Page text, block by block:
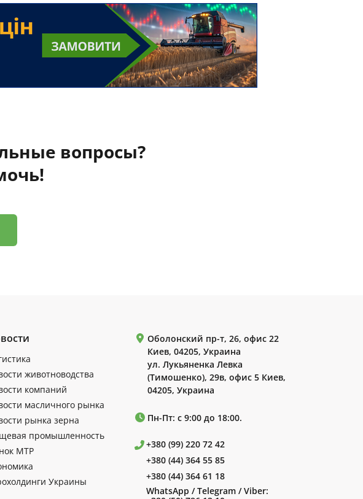
вопросы?
животноводства
компаний
масличного рынка
рынка зерна
промышленность
МТР
Украины
Оболонский пр-т, 26, офис 22
Киев, 04205, Украина
ул. Лукьяненка Левка
(Тимошенко), 29в, офис 5 Киев,
04205, Украина
Пн-Пт: с 9:00 до 18:00.
+380 (99) 220 72 42
+380 (44) 364 55 85
+380 (44) 364 61 18
WhatsApp / Telegram / Viber: